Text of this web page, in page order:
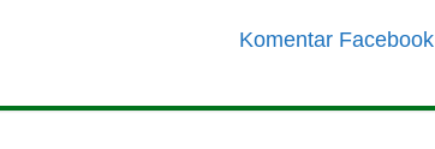
Komentar Facebook